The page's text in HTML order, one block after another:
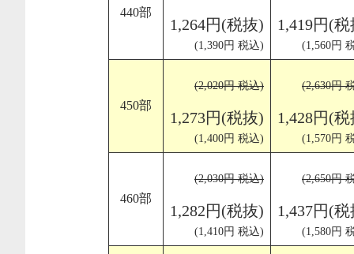
440部
1,264円(税抜)
(1,390円 税込)
1,419円(
(1,560円
450部
(2,020円 税込)
1,273円(税抜)
(1,400円 税込)
(2,630円
1,428円(
(1,570円
460部
(2,030円 税込)
1,282円(税抜)
(1,410円 税込)
(2,650円
1,437円(
(1,580円